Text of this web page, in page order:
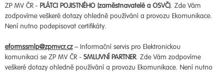
ZP MV ČR - PLÁTCI POJISTNÉHO (zaměstnavatelé a OSVČ). Zde Vám
zodpovíme veškeré dotazy ohledně používání a provozu Ekomunikace.
Není nutno podepisovat certifikáty.
eformssmlp@zpmvcr.cz– Informační servis pro Elektronickou
komunikaci se ZP MV ČR - SMLUVNÍ PARTNER. Zde Vám zodpovíme
veškeré dotazy ohledně používání a provozu Ekomunikace. Není nutno